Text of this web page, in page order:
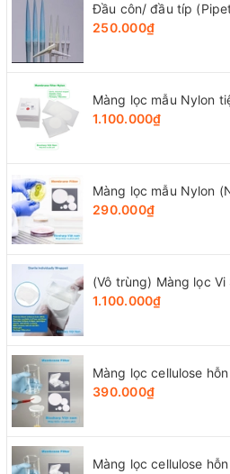
250.000₫
1.100.000₫
290.000₫
1.100.000₫
390.000₫